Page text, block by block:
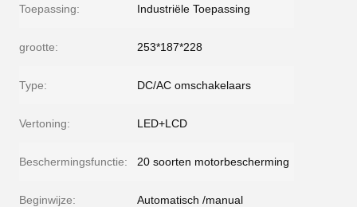
Toepassing: Industriële Toepassing
grootte: 253*187*228
Type: DC/AC omschakelaars
Vertoning: LED+LCD
Beschermingsfunctie: 20 soorten motorbescherming
Beginwijze: Automatisch /manual